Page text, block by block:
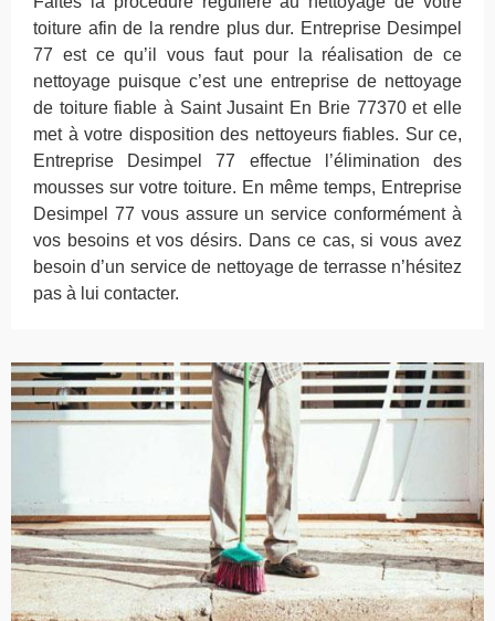
toiture afin de la rendre plus dur. Entreprise Desimpel
77 est ce qu’il vous faut pour la réalisation de ce
nettoyage puisque c’est une entreprise de nettoyage
de toiture fiable à Saint Jusaint En Brie 77370 et elle
met à votre disposition des nettoyeurs fiables. Sur ce,
Entreprise Desimpel 77 effectue l’élimination des
mousses sur votre toiture. En même temps, Entreprise
Desimpel 77 vous assure un service conformément à
vos besoins et vos désirs. Dans ce cas, si vous avez
besoin d’un service de nettoyage de terrasse n’hésitez
pas à lui contacter.